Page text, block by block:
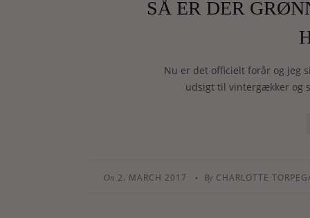
SÅ ER DER
Nu er det officielt forår og jeg
udsigt til vintergækker og
On 2. MARCH 2017 • By CHARLOTTE